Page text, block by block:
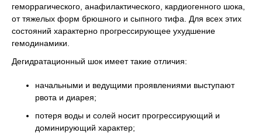
геморрагического, анафилактического, кардиогенного шока,
от тяжелых форм брюшного и сыпного тифа. Для всех этих
состояний характерно прогрессирующее ухудшение
гемодинамики.
Дегидратационный шок имеет такие отличия:
начальными и ведущими проявлениями выступают
рвота и диарея;
потеря воды и солей носит прогрессирующий и
доминирующий характер;